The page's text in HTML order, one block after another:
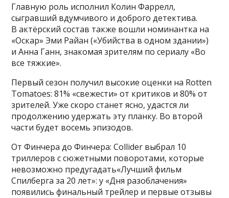
Главную роль исполнил Колин Фаррелл,
сыгравший вдумчивого и доброго детектива.
В актёрский состав также вошли номинантка на
«Оскар» Эми Райан («Убийства в одном здании»)
и Анна Ганн, знакомая зрителям по сериалу «Во
все тяжкие».
Первый сезон получил высокие оценки на Rotten
Tomatoes: 81% «свежести» от критиков и 80% от
зрителей. Уже скоро станет ясно, удастся ли
продолжению удержать эту планку. Во второй
части будет восемь эпизодов.
От Финчера до Финчера: Collider выбрал 10
триллеров с сюжетными поворотами, которые
невозможно предугадать«Лучший фильм
Спилберга за 20 лет»: у «Дня разоблачения»
появились финальный трейлер и первые отзывы